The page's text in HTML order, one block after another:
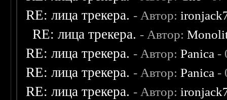
RE: лица трекера. - Автор:
RE: лица трекера. - Автор:
RE: лица трекера. - Автор:Panica -
RE: лица трекера. - Автор:Panica -
RE: лица трекера. - Автор: